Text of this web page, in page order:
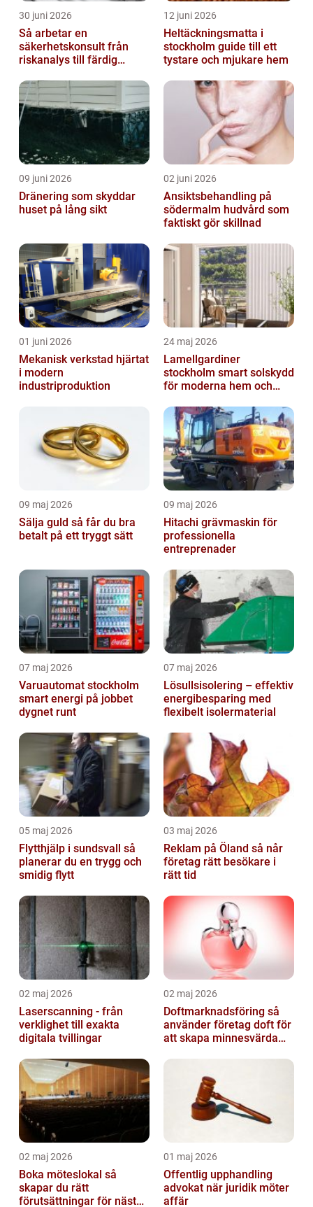
30 juni 2026
Så arbetar en
säkerhetskonsult från
riskanalys till färdig
12 juni 2026
Heltäckningsmatta i
stockholm guide till ett
tystare och mjukare hem
09 juni 2026
Dränering som skyddar
huset på lång sikt
02 juni 2026
Ansiktsbehandling på
södermalm hudvård som
faktiskt gör skillnad
01 juni 2026
Mekanisk verkstad hjärtat
i modern
industriproduktion
24 maj 2026
Lamellgardiner
stockholm smart solskydd
för moderna hem och
09 maj 2026
Sälja guld så får du bra
betalt på ett tryggt sätt
09 maj 2026
Hitachi grävmaskin för
professionella
entreprenader
07 maj 2026
Varuautomat stockholm
smart energi på jobbet
dygnet runt
07 maj 2026
Lösullsisolering – effektiv
energibesparing med
flexibelt isolermaterial
05 maj 2026
Flytthjälp i sundsvall så
planerar du en trygg och
smidig flytt
03 maj 2026
Reklam på Öland så når
företag rätt besökare i
rätt tid
02 maj 2026
Laserscanning - från
verklighet till exakta
digitala tvillingar
02 maj 2026
Doftmarknadsföring så
använder företag doft för
att skapa minnesvärda
02 maj 2026
Boka möteslokal så
skapar du rätt
förutsättningar för nästa
01 maj 2026
Offentlig upphandling
advokat när juridik möter
affär